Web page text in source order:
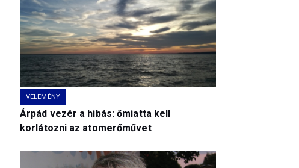
VÉLEMÉNY
Árpád vezér a hibás: őmiatta kell
korlátozni az atomerőművet